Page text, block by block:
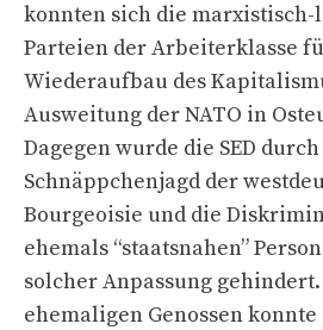
konnten sich die
Parteien der Arbeiterklasse
Wiederaufbau des
Ausweitung der NATO in
Dagegen wurde die SED
Schnäppchenjagd der
Bourgeoisie und die
ehemals “staatsnahen”
solcher Anpassung
ehemaligen Genossen